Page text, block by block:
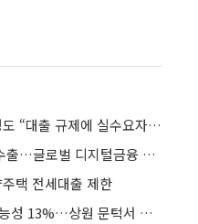
오락가락 당국 정책에 신한은행도 “대출 규제에 실수요자는 예외”
신한은행, 디지털금융 노하우 수출…글로벌 디지털금융 컨설팅 사업 시작
택 전세대출 제한
美 클래리티 법안 연내 통과 가능성 13%…상원 문턱서 제동